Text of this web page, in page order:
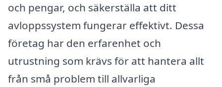
och pengar, och säkerställa att ditt
avloppssystem fungerar effektivt. Dessa
företag har den erfarenhet och
utrustning som krävs för att hantera allt
från små problem till allvarliga